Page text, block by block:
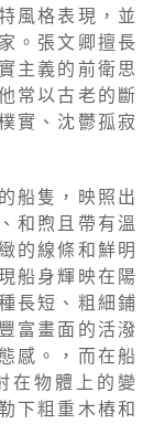
風格表現，並
。張文卿擅長
主義的前衛思
常以古老的斷
實、沈鬱孤寂
船隻，映照出
和煦且帶有溫
的線條和鮮明
船身輝映在陽
長短、粗細鋪
富畫面的活潑
感。，而在船
在物體上的變
下粗重木樁和